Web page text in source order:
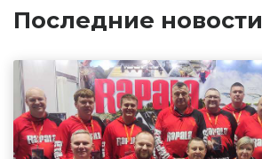
Последние новости